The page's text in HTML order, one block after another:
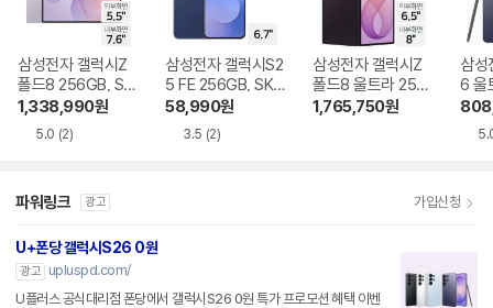
삼성전자 갤럭시Z
폴드8 256GB, SK
T 기기변경 완납
1,338,990원
5.0 (2)
삼성전자 갤럭시S2
5 FE 256GB, SKT
기기변경 완납
58,990원
3.5 (2)
삼성전자 갤럭시Z
폴드8 울트라 256
GB, SKT 기기변경
1,765,750원
삼성
6 울
SKT
파워링크 광고 가입신청
U+폰당 갤럭시S26 0원
광고
upluspd.com/
U플러스 공식대리점 폰당에서 갤럭시S26 0원 특가 프로모션 혜택 이벤